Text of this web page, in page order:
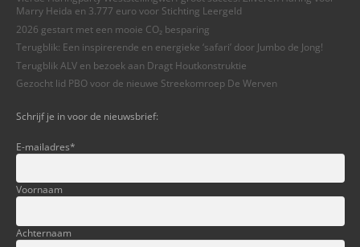
Marry Heida en 3.777 euro voor Stichting Leergeld
2026 gestart met een mooie CO₂ besparing
Terugblik: Een inspirerende en energieke ‘safari’ door Jumbo de Jong!
Terugblik ALV en bezoek aan Dragt Houtkonstruktie
Gezocht lid PBO voor de nieuwe Streekomroep De Werven
Schrijf je in voor de nieuwsbrief:
E-mailadres*
Voornaam
Achternaam